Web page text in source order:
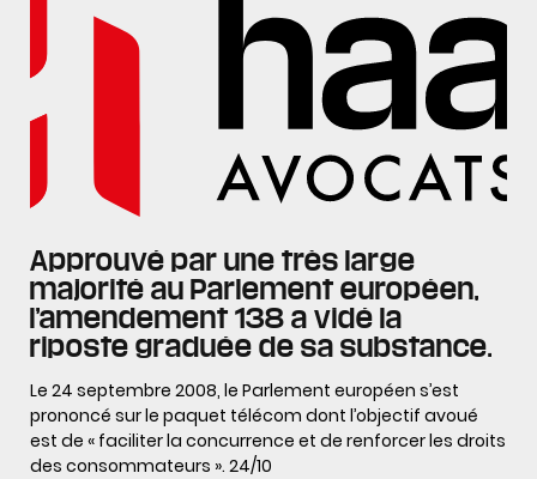
Approuvé par une très large
majorité au Parlement européen,
l’amendement 138 a vidé la
riposte graduée de sa substance.
Le 24 septembre 2008, le Parlement européen s’est
prononcé sur le paquet télécom dont l’objectif avoué
est de « faciliter la concurrence et de renforcer les droits
des consommateurs ». 24/10